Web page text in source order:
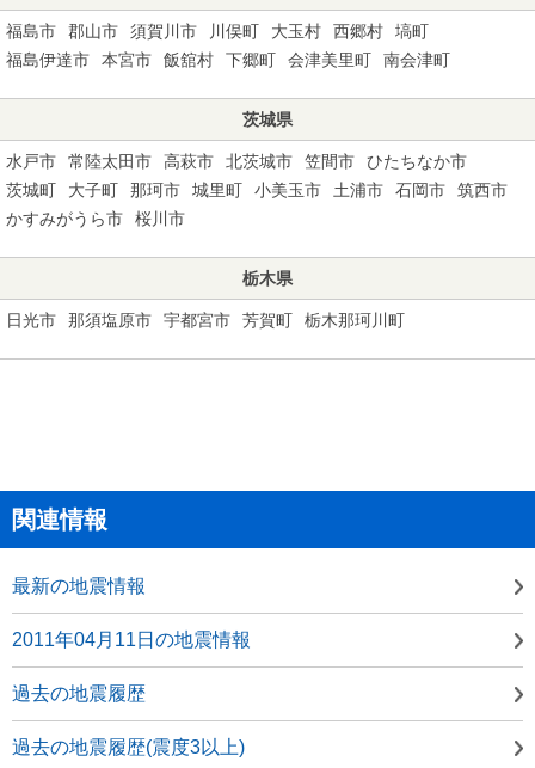
福島市 郡山市 須賀川市 川俣町 大玉村 西郷村
塙町
福島伊達市
本宮市 飯舘村 下郷町 会津美里町 南会津町
茨城県
水戸市 常陸太田市 高萩市 北茨城市 笠間市
ひたちなか市
茨城町
大子町 那珂市 城里町 小美玉市 土浦市 石岡市
筑西市
かすみがうら市
桜川市
栃木県
日光市 那須塩原市 宇都宮市 芳賀町 栃木那珂川町
関連情報
最新の地震情報
2011年04月11日の地震情報
過去の地震履歴
過去の地震履歴(震度3以上)